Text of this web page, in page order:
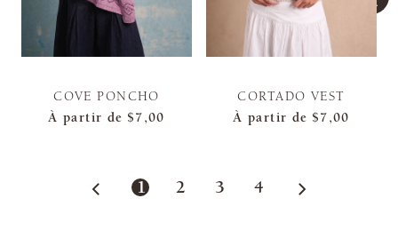
COVE PONCHO
À partir de $7,00
CORTADO VEST
À partir de $7,00
1 2 3 4